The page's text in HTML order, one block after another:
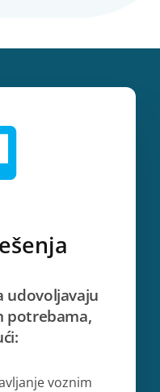
udovoljavaju
potrebama,
voznim